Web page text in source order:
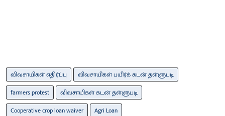
விவசாயிகள் எதிர்ப்பு
விவசாயிகள் பயிர்க் கடன் தள்ளுபடி
farmers protest
விவசாயிகள் கடன் தள்ளுபடி
Cooperative crop loan waiver
Agri Loan